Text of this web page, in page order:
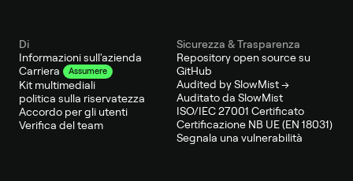
Di
Informazioni sull'azienda
Carriera
Assumere
Kit multimediali
politica sulla riservatezza
Accordo per gli utenti
Verifica del team
Sicurezza & Trasparenza
Repository open source su
GitHub
Audited by SlowMist →
Auditato da SlowMist
ISO/IEC 27001 Certificato
Certificazione NB UE (EN 18031)
Segnala una vulnerabilità